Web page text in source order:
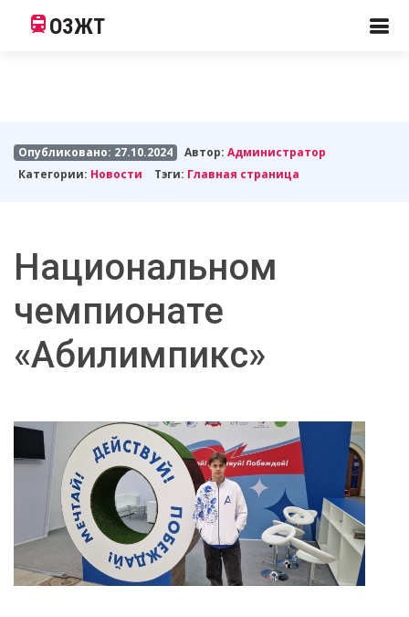
ОЗЖТ
Опубликовано: 27.10.2024 Автор:Администратор
Категории: Новости Тэги: Главная страница
Национальном
чемпионате
«Абилимпикс»